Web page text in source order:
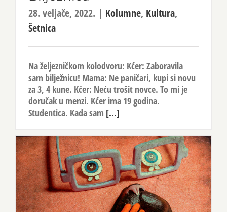
28. veljače, 2022. | Kolumne, Kultura,
Šetnica
Na željezničkom kolodvoru: Kćer: Zaboravila
sam bilježnicu! Mama: Ne paničari, kupi si novu
za 3, 4 kune. Kćer: Neću trošit novce. To mi je
doručak u menzi. Kćer ima 19 godina.
Studentica. Kada sam [...]